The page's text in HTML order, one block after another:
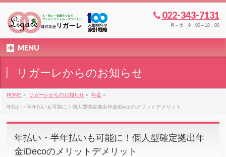
022-343-7131
月～土 9：00～18：00
MENU
リガーレからのお知らせ
HOME » リガーレからのお知らせ » 年金 »
年払い・半年払いも可能に！個人型確定拠出年金iDecoのメリットデメリット
年払い・半年払いも可能に！個人型確定拠出年
金iDecoのメリットデメリット